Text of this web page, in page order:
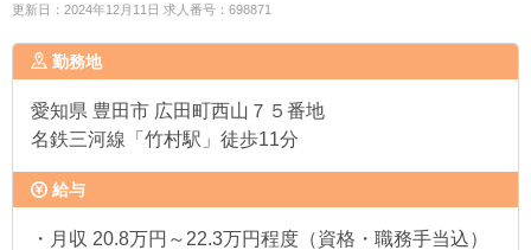
更新日：2024年12月11日 求人番号：698871
勤務地
愛知県 豊田市 広田町西山７５番地
名鉄三河線「竹村駅」徒歩11分
給与
・月収 20.8万円～22.3万円程度（資格・職務手当込）